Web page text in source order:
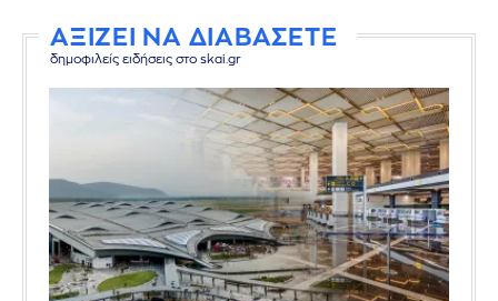
ΑΞΙΖΕΙ ΝΑ ΔΙΑΒΑΣΕΤΕ
δημοφιλείς ειδήσεις στο skai.gr